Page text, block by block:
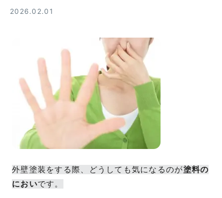
2026.02.01
外壁塗装をする際、どうしても気になるのが塗料の
においです。